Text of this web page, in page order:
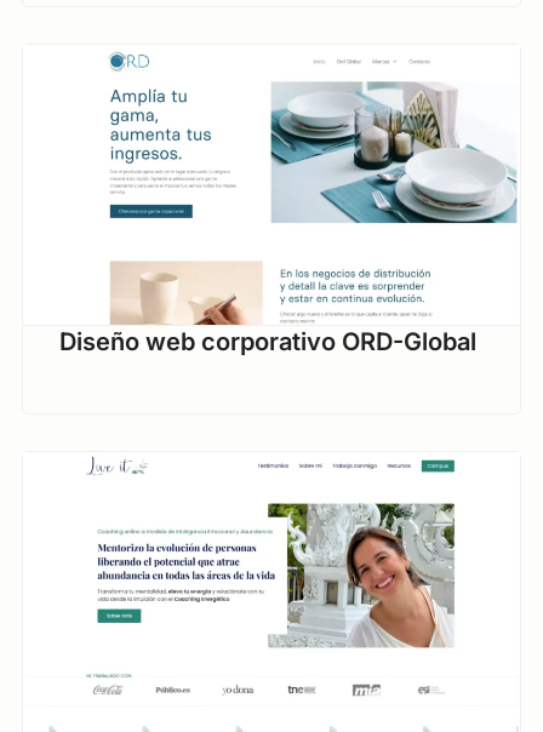
Diseño web corporativo ORD-Global